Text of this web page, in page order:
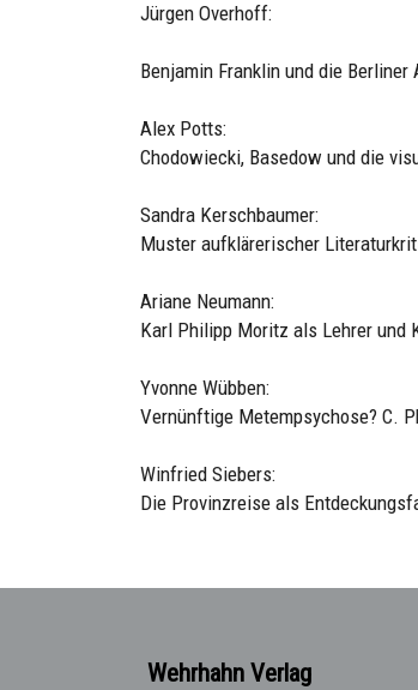
Jürgen Overhoff:
Benjamin Franklin und die Berliner
Alex Potts:
Chodowiecki, Basedow und die
Sandra Kerschbaumer:
Muster aufklärerischer
Ariane Neumann:
Karl Philipp Moritz als Lehrer und
Yvonne Wübben:
Vernünftige Metempsychose? C.
Winfried Siebers:
Die Provinzreise als
Wehrhahn Verlag